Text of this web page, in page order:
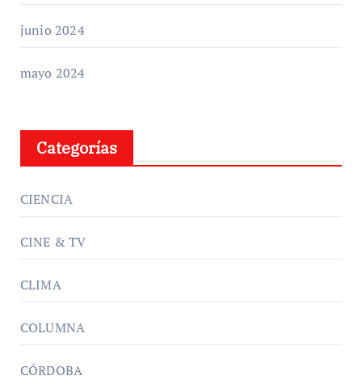
junio 2024
mayo 2024
Categorías
CIENCIA
CINE & TV
CLIMA
COLUMNA
CÓRDOBA